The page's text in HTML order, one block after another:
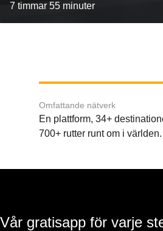
7 timmar 55 minuter
Omfattande nätverk
En plattform, 34+
700+ rutter runt om i världen.
Vår gratisapp för varje